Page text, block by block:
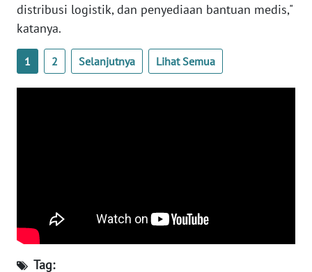
distribusi logistik, dan penyediaan bantuan medis,"
katanya.
1 2 Selanjutnya Lihat Semua
Tag:
WN
SULTENG
SULBAR
SUMSEL
WN